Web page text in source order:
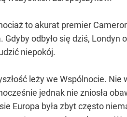
to akurat premier
odbyło się dziś, Londyn
niepokój.
leży we Wspólnocie.
jednak nie zniosła
Europa była zbyt często